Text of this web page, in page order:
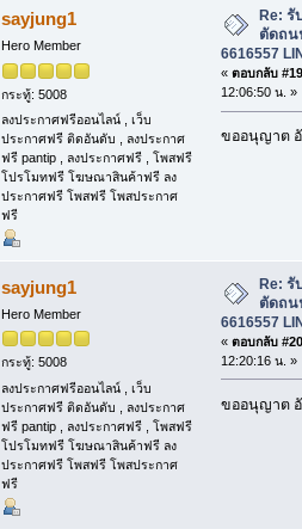
sayjung1
Hero Member
กระทู้: 5008
ลงประกาศฟรีออนไลน์ , เว็บ
ประกาศฟรี ติดอันดับ , ลงประกาศ
ฟรี pantip , ลงประกาศฟรี , โพสฟรี
โปรโมทฟรี โฆษณาสินค้าฟรี ลง
ประกาศฟรี โพสฟรี โพสประกาศ
ฟรี
Re: รั
ตัดถน
6616557
« ตอบกลับ
12:06:50 น. »
ขออนุญาต
sayjung1
Hero Member
กระทู้: 5008
ลงประกาศฟรีออนไลน์ , เว็บ
ประกาศฟรี ติดอันดับ , ลงประกาศ
ฟรี pantip , ลงประกาศฟรี , โพสฟรี
โปรโมทฟรี โฆษณาสินค้าฟรี ลง
ประกาศฟรี โพสฟรี โพสประกาศ
ฟรี
Re: รั
ตัดถน
6616557
« ตอบกลับ
12:20:16 น. »
ขออนุญาต